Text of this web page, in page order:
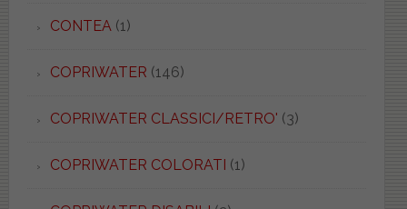
CONTEA(1)
COPRIWATER (146)
COPRIWATER CLASSICI/RETRO' (3)
COPRIWATER COLORATI (1)